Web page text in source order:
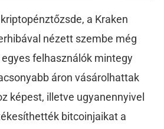
a Kraken
nézett szembe még
felhasználók mintegy
áron vásárolhattak
képest, illetve ugyanennyivel
bitcoinjaikat a